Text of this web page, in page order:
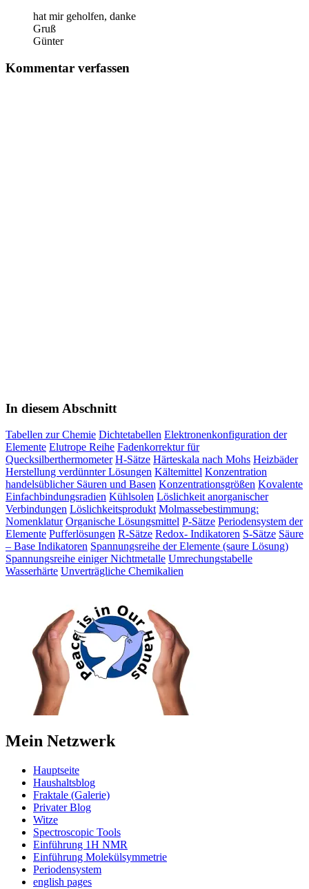
hat mir geholfen, danke
Gruß
Günter
Kommentar verfassen
In diesem Abschnitt
Tabellen zur Chemie Dichtetabellen Elektronenkonfiguration der
Elemente Elutrope Reihe Fadenkorrektur für
Quecksilberthermometer H-Sätze Härteskala nach Mohs Heizbäder
Herstellung verdünnter Lösungen Kältemittel Konzentration
handelsüblicher Säuren und Basen Konzentrationsgrößen Kovalente
Einfachbindungsradien Kühlsolen Löslichkeit anorganischer
Verbindungen Löslichkeitsprodukt Molmassebestimmung:
Nomenklatur Organische Lösungsmittel P-Sätze Periodensystem der
Elemente Pufferlösungen R-Sätze Redox- Indikatoren S-Sätze Säure
– Base Indikatoren Spannungsreihe der Elemente (saure Lösung)
Spannungsreihe einiger Nichtmetalle Umrechungstabelle
Wasserhärte Unverträgliche Chemikalien
Mein Netzwerk
Hauptseite
Haushaltsblog
Fraktale (Galerie)
Privater Blog
Witze
Spectroscopic Tools
Einführung 1H NMR
Einführung Molekülsymmetrie
Periodensystem
english pages